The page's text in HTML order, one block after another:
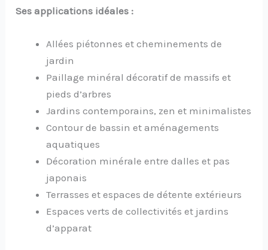
Ses applications idéales :
Allées piétonnes et cheminements de
jardin
Paillage minéral décoratif de massifs et
pieds d’arbres
Jardins contemporains, zen et minimalistes
Contour de bassin et aménagements
aquatiques
Décoration minérale entre dalles et pas
japonais
Terrasses et espaces de détente extérieurs
Espaces verts de collectivités et jardins
d’apparat